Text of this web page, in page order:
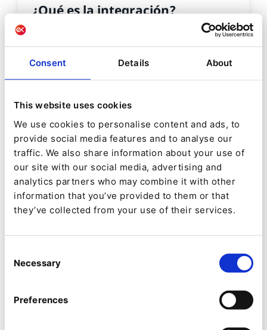
Consent Details About
This website uses cookies
We use cookies to personalise content and ads, to
provide social media features and to analyse our
traffic. We also share information about your use of
our site with our social media, advertising and
analytics partners who may combine it with other
information that you’ve provided to them or that
they’ve collected from your use of their services.
Selection
Necessary
Preferences
¿Qué es la integración?
Entender por qué la integración de sistemas
es clave para la transformación digital del
B2B.
Entender las ventajas de la venta online B2B